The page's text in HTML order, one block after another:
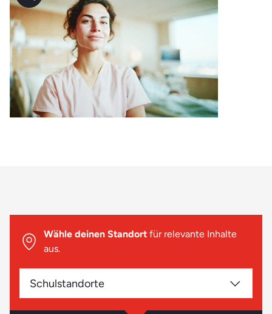
Wähle deinen Standort für relevante Inhalte
aus.
Schulstandorte